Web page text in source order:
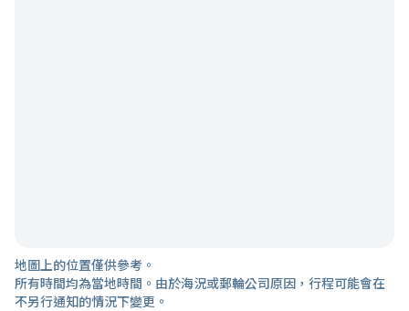
地圖上的位置僅供參考。
所有時間均為當地時間。由於海況或郵輪公司原因，行程可能會在
不另行通知的情況下變更。